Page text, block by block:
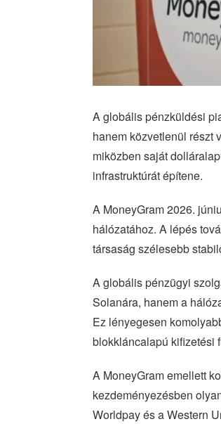
A globális pénzküldési
hanem közvetlenül részt
miközben saját
infrastruktúrát építene.
A MoneyGram 2026.
hálózatához. A lépés
társaság szélesebb
A globális pénzügyi
Solanára, hanem a
Ez lényegesen
blokkláncalapú kifizetési
A MoneyGram emellett
kezdeményezésben
Worldpay és a Western